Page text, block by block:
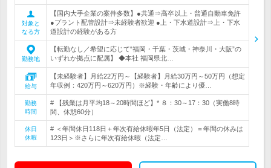
対象と
なる方
【国内大手企業の案件多数】●共通⇒高卒以上・普通自動車免許
●プラント配管設計⇒未経験者歓迎 ●上・下水道設計⇒上・下水
道設計の経験がある方
勤務地
【転勤なし／希望に応じて“福岡・千葉・茨城・神奈川・大阪”の
いずれか拠点に配属】 ◆本社 福岡県北…
給与
【未経験者】月給22万円～【経験者】月給30万円～50万円（想定
年収例：420万円～620万円）※経験・年齢により優…
勤務
時間
# 【残業は月平均18～20時間ほど】* ８：30～17：30（実働8時
間、休憩60分）
休日
休暇
# ＜年間休日118日＋年次有給休暇年5日（法定）＝年間の休みは
123日＞※さらに年次有給休暇（法定…